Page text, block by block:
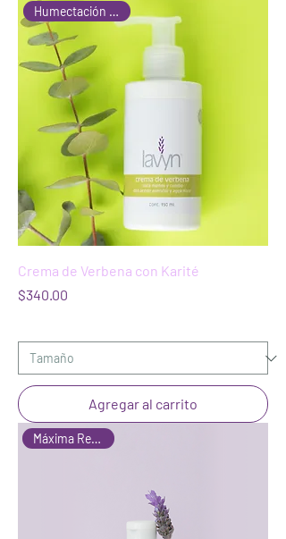
Humectación y Aroma
Crema de Verbena con Karité
Precio
$340.00
Agregar al carrito
Máxima Relajación